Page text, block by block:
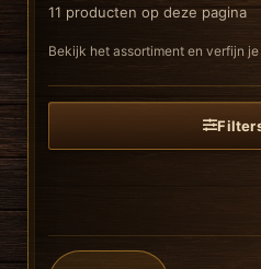
11 producten op deze pagina
Bekijk het assortiment en verfijn